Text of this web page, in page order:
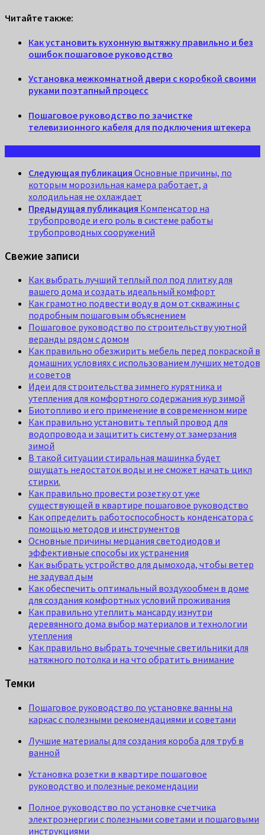
Читайте также:
Как установить кухонную вытяжку правильно и без
ошибок пошаговое руководство
Установка межкомнатной двери с коробкой своими
руками поэтапный процесс
Пошаговое руководство по зачистке
телевизионного кабеля для подключения штекера
Следующая публикация Основные причины, по
которым морозильная камера работает, а
холодильная не охлаждает
Предыдущая публикация Компенсатор на
трубопроводе и его роль в системе работы
трубопроводных сооружений
Свежие записи
Как выбрать лучший теплый пол под плитку для
вашего дома и создать идеальный комфорт
Как грамотно подвести воду в дом от скважины с
подробным пошаговым объяснением
Пошаговое руководство по строительству уютной
веранды рядом с домом
Как правильно обезжирить мебель перед покраской в
домашних условиях с использованием лучших методов
и советов
Идеи для строительства зимнего курятника и
утепления для комфортного содержания кур зимой
Биотопливо и его применение в современном мире
Как правильно установить теплый провод для
водопровода и защитить систему от замерзания
зимой
В такой ситуации стиральная машинка будет
ощущать недостаток воды и не сможет начать цикл
стирки.
Как правильно провести розетку от уже
существующей в квартире пошаговое руководство
Как определить работоспособность конденсатора с
помощью методов и инструментов
Основные причины мерцания светодиодов и
эффективные способы их устранения
Как выбрать устройство для дымохода, чтобы ветер
не задувал дым
Как обеспечить оптимальный воздухообмен в доме
для создания комфортных условий проживания
Как правильно утеплить мансарду изнутри
деревянного дома выбор материалов и технологии
утепления
Как правильно выбрать точечные светильники для
натяжного потолка и на что обратить внимание
Темки
Пошаговое руководство по установке ванны на
каркас с полезными рекомендациями и советами
Лучшие материалы для создания короба для труб в
ванной
Установка розетки в квартире пошаговое
руководство и полезные рекомендации
Полное руководство по установке счетчика
электроэнергии с полезными советами и пошаговыми
инструкциями